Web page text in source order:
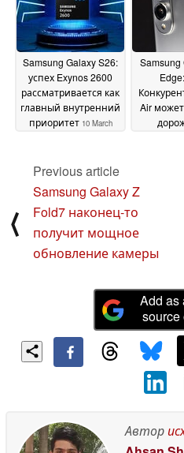
Samsung Galaxy S26:
успех Exynos 2600
рассматривается как
главный внутренний
приоритет 10 March
Samsung
Air
⟨
Previous article
Samsung Galaxy Z
Fold7 наконец-то
получит мощное
обновление камеры
Add as
source
Автор